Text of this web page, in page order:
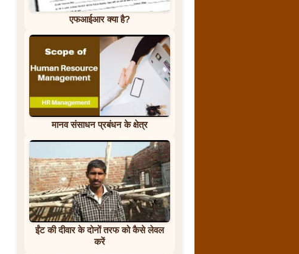
एफआईआर क्या है?
मानव संसाधन प्रबंधन के क्षेत्र
ईंट की दीवार के दोनों तरफ को कैसे लेवल
करें